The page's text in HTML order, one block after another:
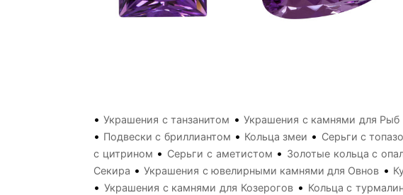
•Украшения с танзанитом •Украшения с камнями для Рыб
• Подвески с бриллиантом • Кольца змеи • Серьги с
с цитрином • Серьги с аметистом • Золотые кольца с
Секира •Украшения с ювелирными камнями для Овнов •
• Украшения с камнями для Козерогов• Кольца с